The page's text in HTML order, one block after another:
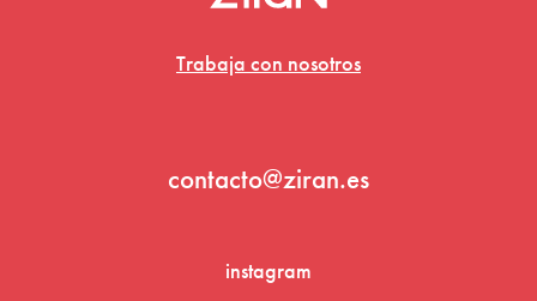
Trabaja con nosotros
contacto@ziran.es
instagram